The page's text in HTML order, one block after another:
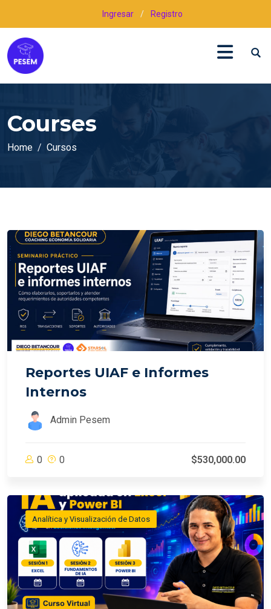
Ingresar / Registro
Courses
Home Cursos
Reportes UIAF e Informes
Internos
Admin Pesem
0 0 $530,000.00
Analítica y Visualización de Datos